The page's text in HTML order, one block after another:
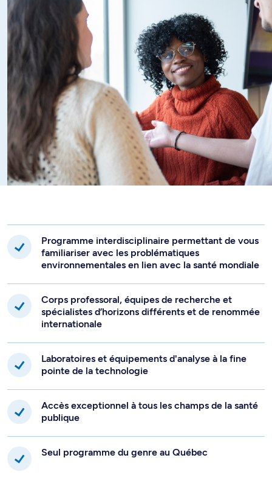
variées (ayant idéalement suivi des cours de sciences au
cégep). Il s'adresse également au personnel professionnel
souhaitant étendre leurs connaissances en santé
environnementale.
Programme interdisciplinaire permettant de vous
familiariser avec les problématiques
environnementales en lien avec la santé mondiale
Corps professoral, équipes de recherche et
spécialistes d’horizons différents et de renommée
internationale
Laboratoires et équipements d'analyse à la fine
pointe de la technologie
Accès exceptionnel à tous les champs de la santé
publique
Seul programme du genre au Québec